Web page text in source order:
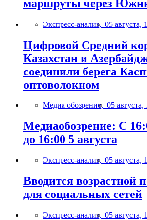
маршруты через
Экспресс-анализ, 05 августа,
Цифровой Средний
Казахстан и
соединили берега
оптоволокном
Медиа обозрение, 05 августа,
Медиаобозрение: С
до 16:00 5 августа
Экспресс-анализ, 05 августа,
Вводится возрастной
для социальных сетей
Экспресс-анализ, 05 августа,